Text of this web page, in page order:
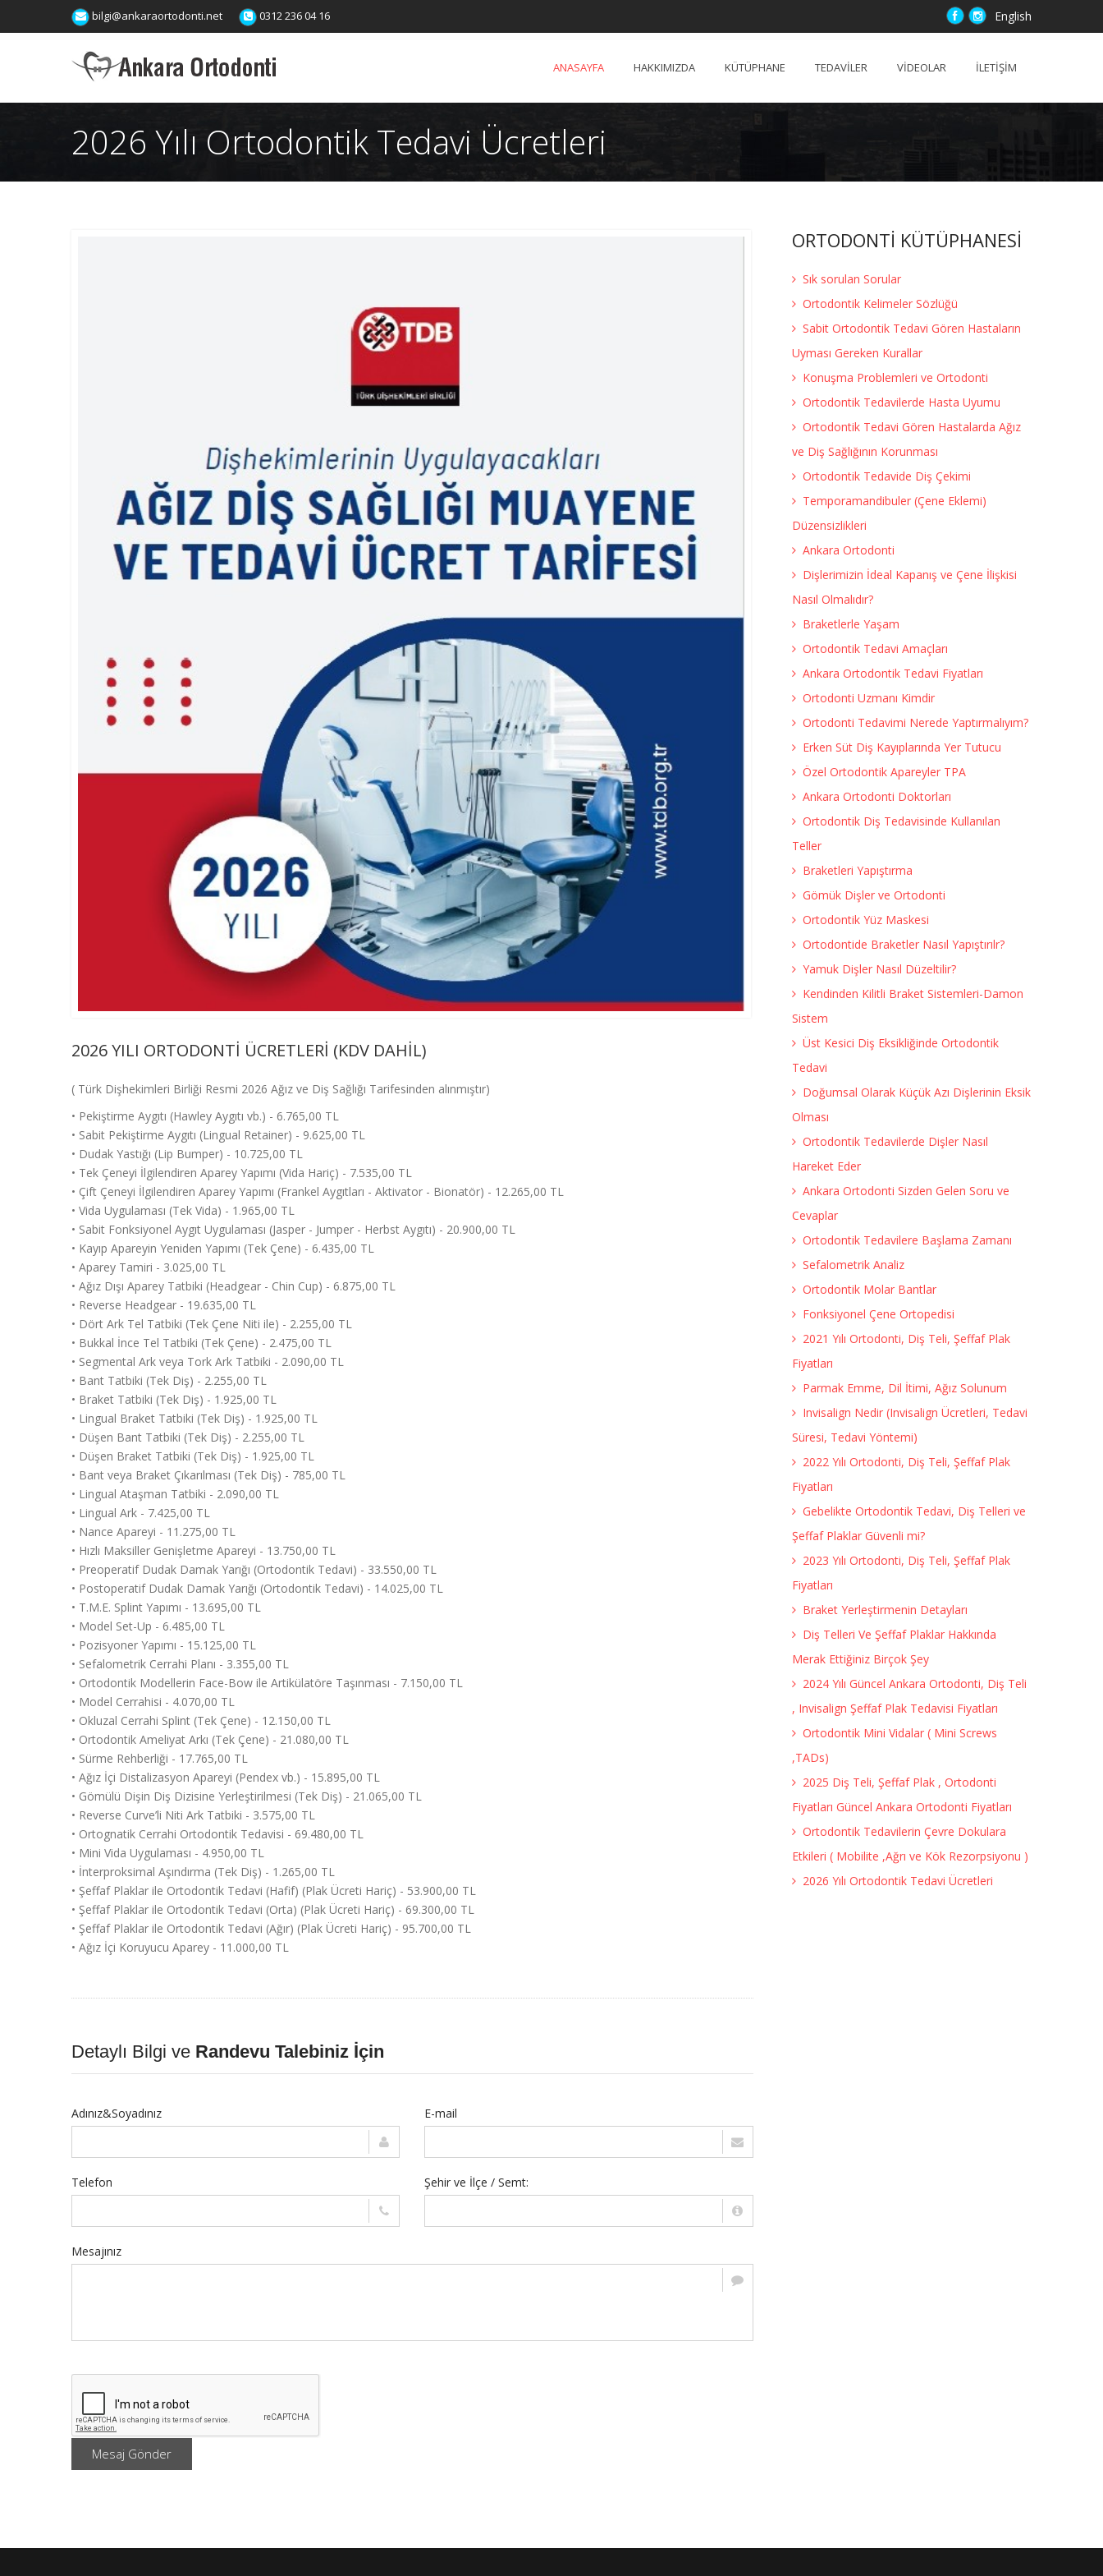
bilgi@ankaraortodonti.net 0312 236 04 16 English
ANASAYFA HAKKIMIZDA KÜTÜPHANE TEDAVİLER VİDEOLAR İLETİŞİM
2026 Yılı Ortodontik Tedavi Ücretleri
2026 YILI ORTODONTİ ÜCRETLERİ (KDV DAHİL)
( Türk Dişhekimleri Birliği Resmi 2026 Ağız ve Diş Sağlığı Tarifesinden alınmıştır)
• Pekiştirme Aygıtı (Hawley Aygıtı vb.) - 6.765,00 TL
• Sabit Pekiştirme Aygıtı (Lingual Retainer) - 9.625,00 TL
• Dudak Yastığı (Lip Bumper) - 10.725,00 TL
• Tek Çeneyi İlgilendiren Aparey Yapımı (Vida Hariç) - 7.535,00 TL
• Çift Çeneyi İlgilendiren Aparey Yapımı (Frankel Aygıtları - Aktivator - Bionatör) - 12.265,00 TL
• Vida Uygulaması (Tek Vida) - 1.965,00 TL
• Sabit Fonksiyonel Aygıt Uygulaması (Jasper - Jumper - Herbst Aygıtı) - 20.900,00 TL
• Kayıp Apareyin Yeniden Yapımı (Tek Çene) - 6.435,00 TL
• Aparey Tamiri - 3.025,00 TL
• Ağız Dışı Aparey Tatbiki (Headgear - Chin Cup) - 6.875,00 TL
• Reverse Headgear - 19.635,00 TL
• Dört Ark Tel Tatbiki (Tek Çene Niti ile) - 2.255,00 TL
• Bukkal İnce Tel Tatbiki (Tek Çene) - 2.475,00 TL
• Segmental Ark veya Tork Ark Tatbiki - 2.090,00 TL
• Bant Tatbiki (Tek Diş) - 2.255,00 TL
• Braket Tatbiki (Tek Diş) - 1.925,00 TL
• Lingual Braket Tatbiki (Tek Diş) - 1.925,00 TL
• Düşen Bant Tatbiki (Tek Diş) - 2.255,00 TL
• Düşen Braket Tatbiki (Tek Diş) - 1.925,00 TL
• Bant veya Braket Çıkarılması (Tek Diş) - 785,00 TL
• Lingual Ataşman Tatbiki - 2.090,00 TL
• Lingual Ark - 7.425,00 TL
• Nance Apareyi - 11.275,00 TL
• Hızlı Maksiller Genişletme Apareyi - 13.750,00 TL
• Preoperatif Dudak Damak Yarığı (Ortodontik Tedavi) - 33.550,00 TL
• Postoperatif Dudak Damak Yarığı (Ortodontik Tedavi) - 14.025,00 TL
• T.M.E. Splint Yapımı - 13.695,00 TL
• Model Set-Up - 6.485,00 TL
• Pozisyoner Yapımı - 15.125,00 TL
• Sefalometrik Cerrahi Planı - 3.355,00 TL
• Ortodontik Modellerin Face-Bow ile Artikülatöre Taşınması - 7.150,00 TL
• Model Cerrahisi - 4.070,00 TL
• Okluzal Cerrahi Splint (Tek Çene) - 12.150,00 TL
• Ortodontik Ameliyat Arkı (Tek Çene) - 21.080,00 TL
• Sürme Rehberliği - 17.765,00 TL
• Ağız İçi Distalizasyon Apareyi (Pendex vb.) - 15.895,00 TL
• Gömülü Dişin Diş Dizisine Yerleştirilmesi (Tek Diş) - 21.065,00 TL
• Reverse Curve’li Niti Ark Tatbiki - 3.575,00 TL
• Ortognatik Cerrahi Ortodontik Tedavisi - 69.480,00 TL
• Mini Vida Uygulaması - 4.950,00 TL
• İnterproksimal Aşındırma (Tek Diş) - 1.265,00 TL
• Şeffaf Plaklar ile Ortodontik Tedavi (Hafif) (Plak Ücreti Hariç) - 53.900,00 TL
• Şeffaf Plaklar ile Ortodontik Tedavi (Orta) (Plak Ücreti Hariç) - 69.300,00 TL
• Şeffaf Plaklar ile Ortodontik Tedavi (Ağır) (Plak Ücreti Hariç) - 95.700,00 TL
• Ağız İçi Koruyucu Aparey - 11.000,00 TL
Detaylı Bilgi ve Randevu Talebiniz İçin
Adınız&Soyadınız E-mail
Telefon Şehir ve İlçe / Semt:
Mesajınız
Mesaj Gönder
ORTODONTİ KÜTÜPHANESİ
Sık sorulan Sorular
Ortodontik Kelimeler Sözlüğü
Sabit Ortodontik Tedavi Gören Hastaların
Uyması Gereken Kurallar
Konuşma Problemleri ve Ortodonti
Ortodontik Tedavilerde Hasta Uyumu
Ortodontik Tedavi Gören Hastalarda Ağız
ve Diş Sağlığının Korunması
Ortodontik Tedavide Diş Çekimi
Temporamandibuler (Çene Eklemi)
Düzensizlikleri
Ankara Ortodonti
Dişlerimizin İdeal Kapanış ve Çene İlişkisi
Nasıl Olmalıdır?
Braketlerle Yaşam
Ortodontik Tedavi Amaçları
Ankara Ortodontik Tedavi Fiyatları
Ortodonti Uzmanı Kimdir
Ortodonti Tedavimi Nerede Yaptırmalıyım?
Erken Süt Diş Kayıplarında Yer Tutucu
Özel Ortodontik Apareyler TPA
Ankara Ortodonti Doktorları
Ortodontik Diş Tedavisinde Kullanılan
Teller
Braketleri Yapıştırma
Gömük Dişler ve Ortodonti
Ortodontik Yüz Maskesi
Ortodontide Braketler Nasıl Yapıştırılr?
Yamuk Dişler Nasıl Düzeltilir?
Kendinden Kilitli Braket Sistemleri-Damon
Sistem
Üst Kesici Diş Eksikliğinde Ortodontik
Tedavi
Doğumsal Olarak Küçük Azı Dişlerinin Eksik
Olması
Ortodontik Tedavilerde Dişler Nasıl
Hareket Eder
Ankara Ortodonti Sizden Gelen Soru ve
Cevaplar
Ortodontik Tedavilere Başlama Zamanı
Sefalometrik Analiz
Ortodontik Molar Bantlar
Fonksiyonel Çene Ortopedisi
2021 Yılı Ortodonti, Diş Teli, Şeffaf Plak
Fiyatları
Parmak Emme, Dil İtimi, Ağız Solunum
Invisalign Nedir (Invisalign Ücretleri, Tedavi
Süresi, Tedavi Yöntemi)
2022 Yılı Ortodonti, Diş Teli, Şeffaf Plak
Fiyatları
Gebelikte Ortodontik Tedavi, Diş Telleri ve
Şeffaf Plaklar Güvenli mi?
2023 Yılı Ortodonti, Diş Teli, Şeffaf Plak
Fiyatları
Braket Yerleştirmenin Detayları
Diş Telleri Ve Şeffaf Plaklar Hakkında
Merak Ettiğiniz Birçok Şey
2024 Yılı Güncel Ankara Ortodonti, Diş Teli
, Invisalign Şeffaf Plak Tedavisi Fiyatları
Ortodontik Mini Vidalar ( Mini Screws
,TADs)
2025 Diş Teli, Şeffaf Plak , Ortodonti
Fiyatları Güncel Ankara Ortodonti Fiyatları
Ortodontik Tedavilerin Çevre Dokulara
Etkileri ( Mobilite ,Ağrı ve Kök Rezorpsiyonu )
2026 Yılı Ortodontik Tedavi Ücretleri